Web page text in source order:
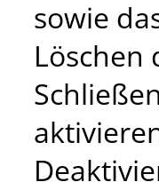
sowie
Löschen